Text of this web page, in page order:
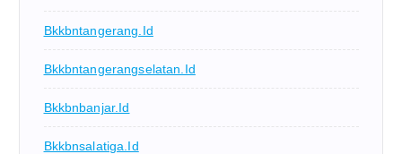
Bkkbntangerang.id
Bkkbntangerangselatan.id
Bkkbnbanjar.id
Bkkbnsalatiga.id